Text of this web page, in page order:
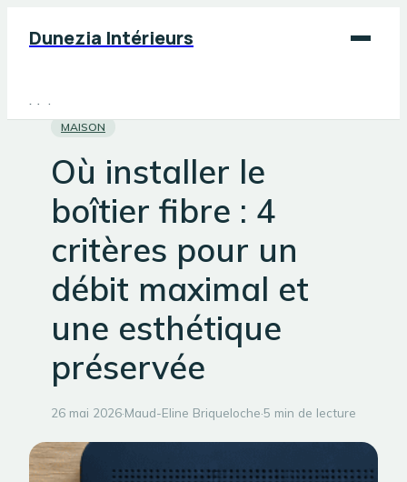
Dunezia Intérieurs
Maison
Jardinage
Bricolage
MAISON
Où installer le
boîtier fibre : 4
critères pour un
débit maximal et
une esthétique
préservée
26 mai 2026·Maud-Eline Briqueloche·5 min de lecture